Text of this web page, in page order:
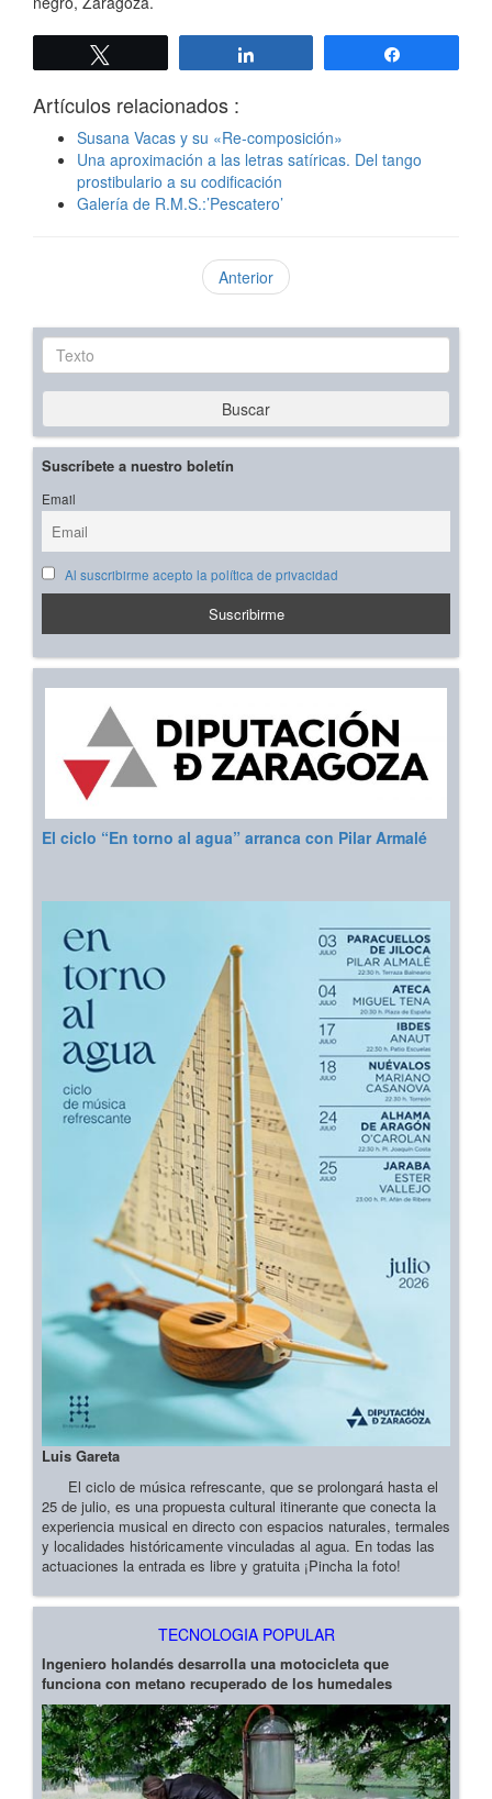
Artículos relacionados :
Susana Vacas y su «Re-composición»
Una aproximación a las letras satíricas. Del tango
prostibulario a su codificación
Galería de R.M.S.:’Pescatero’
Anterior
Texto
Buscar
Suscríbete a nuestro boletín
Email
Al suscribirme acepto la política de privacidad
El ciclo “En torno al agua” arranca con Pilar Armalé
Luis Gareta
El ciclo de música refrescante, que se prolongará hasta el
25 de julio, es una propuesta cultural itinerante que conecta la
experiencia musical en directo con espacios naturales, termales
y localidades históricamente vinculadas al agua. En todas las
actuaciones la entrada es libre y gratuita ¡Pincha la foto!
TECNOLOGIA POPULAR
Ingeniero holandés desarrolla una motocicleta que
funciona con metano recuperado de los humedales